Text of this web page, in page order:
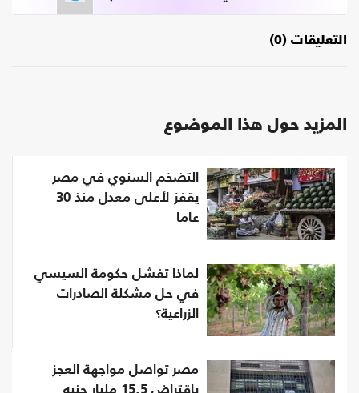
التعليقات (0)
المزيد حول هذا الموضوع
التضخم السنوي في مصر
يقفز لأعلى معدل منذ 30
عاما
لماذا تفشل حكومة السيسي
في حل مشكلة الصادرات
الزراعية؟
مصر تواصل مواجهة العجز
باقتراض 15.5 مليار جنيه